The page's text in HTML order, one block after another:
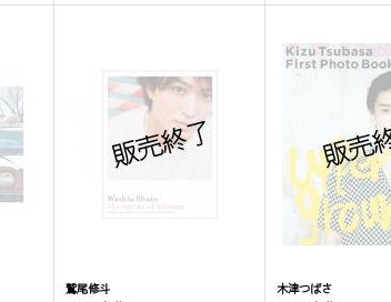
鷲尾修斗 木津つばさ